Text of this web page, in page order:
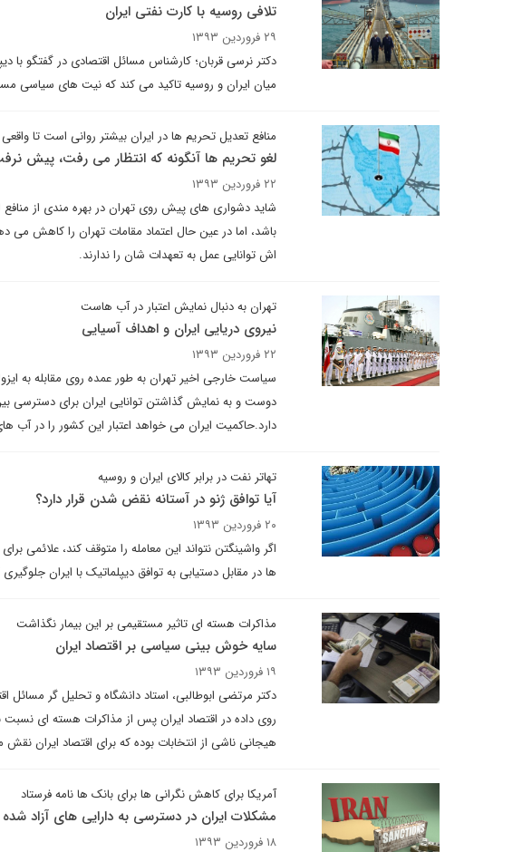
تلافی روسیه با کارت نفتی ایران
۲۹ فروردین ۱۳۹۳
دکتر نرسی قربان؛ کارشناس مسائل اقتصادی در گفتگو با
میان ایران و روسیه تاکید می کند که نیت های سیاسی
منافع تعدیل تحریم ها در ایران بیشتر روانی است تا واقعی
لغو تحریم ها آنگونه که انتظار می رفت، پیش
۲۲ فروردین ۱۳۹۳
شاید دشواری های پیش روی تهران در بهره مندی از
باشد، اما در عین حال اعتماد مقامات تهران را کاهش
اش توانایی عمل به تعهدات شان را ندارند.
تهران به دنبال نمایش اعتبار در آب هاست
نیروی دریایی ایران و اهداف آسیایی
۲۲ فروردین ۱۳۹۳
سیاست خارجی اخیر تهران به طور عمده روی مقابله به
دوست و به نمایش گذاشتن توانایی ایران برای دسترسی
دارد.حاکمیت ایران می خواهد اعتبار این کشور را در آب
تهاتر نفت در برابر کالای ایران و روسیه
آیا توافق ژنو در آستانه نقض شدن قرار دارد؟
۲۰ فروردین ۱۳۹۳
اگر واشینگتن نتواند این معامله را متوقف کند،
ها در مقابل دستیابی به توافق دیپلماتیک با ایران
مذاکرات هسته ای تاثیر مستقیمی بر این بیمار نگذاشت
سایه خوش بینی سیاسی بر اقتصاد ایران
۱۹ فروردین ۱۳۹۳
دکتر مرتضی ابوطالبی، استاد دانشگاه و تحلیل گر مسائل
روی داده در اقتصاد ایران پس از مذاکرات هسته ای
هیجانی ناشی از انتخابات بوده که برای اقتصاد ایران
آمریکا برای کاهش نگرانی ها برای بانک ها نامه فرستاد
مشکلات ایران در دسترسی به دارایی های آزاد شده
۱۸ فروردین ۱۳۹۳